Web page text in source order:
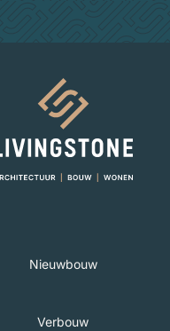
Naar homepage
Nieuwbouw
Verbouw